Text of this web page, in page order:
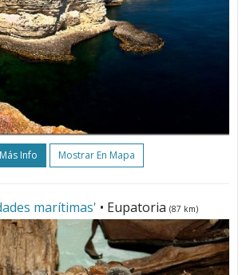
Más Info Mostrar En Mapa
marítimas' • Eupatoria (87 km)